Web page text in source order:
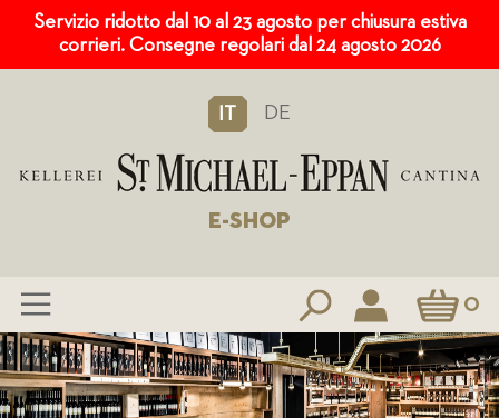
Servizio ridotto dal 10 al 23 agosto per chiusura estiva
corrieri. Consegne regolari dal 24 agosto 2026
IT DE
E-SHOP
Carrello0
Salta
al
contenuto